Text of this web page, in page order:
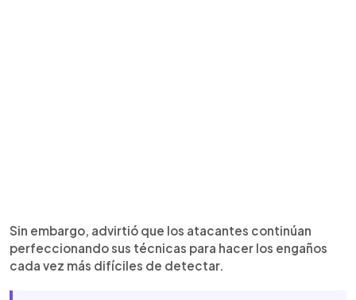
Sin embargo, advirtió que los atacantes continúan
perfeccionando sus técnicas para hacer los engaños
cada vez más difíciles de detectar.